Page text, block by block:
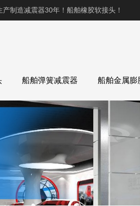
制造减震器30年！船舶橡胶软接头！
船舶弹簧减震器 船舶金属膨